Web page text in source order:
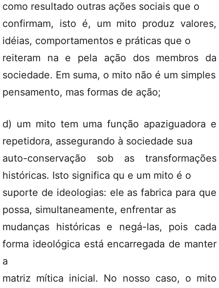
como resultado outras ações sociais que o
confirmam, isto é, um mito produz valores,
idéias, comportamentos e práticas que o
reiteram na e pela ação dos membros da
sociedade. Em suma, o mito não é um simples
pensamento, mas formas de ação;
d) um mito tem uma função apaziguadora e
repetidora, assegurando à sociedade sua
auto-conservação sob as transformações
históricas. Isto significa qu e um mito é o
suporte de ideologias: ele as fabrica para que
possa, simultaneamente, enfrentar as
mudanças históricas e negá-las, pois cada
forma ideológica está encarregada de manter
a
matriz mítica inicial. No nosso caso, o mito